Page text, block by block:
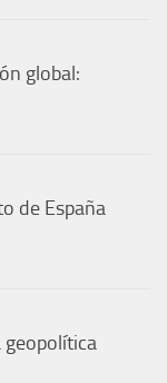
global:
de España
geopolítica